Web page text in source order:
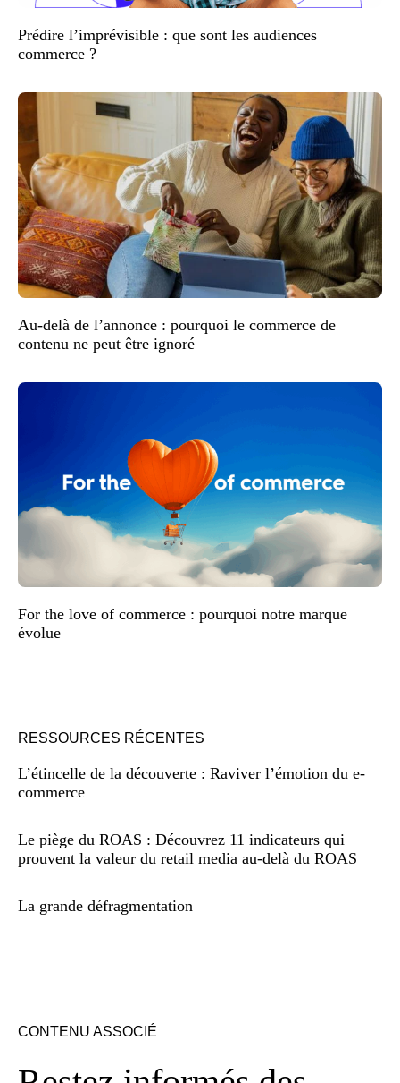
Prédire l’imprévisible : que sont les audiences
commerce ?
Au-delà de l’annonce : pourquoi le commerce de
contenu ne peut être ignoré
For the love of commerce : pourquoi notre marque
évolue
RESSOURCES RÉCENTES
L’étincelle de la découverte : Raviver l’émotion du e-
commerce
Le piège du ROAS : Découvrez 11 indicateurs qui
prouvent la valeur du retail media au-delà du ROAS
La grande défragmentation
CONTENU ASSOCIÉ